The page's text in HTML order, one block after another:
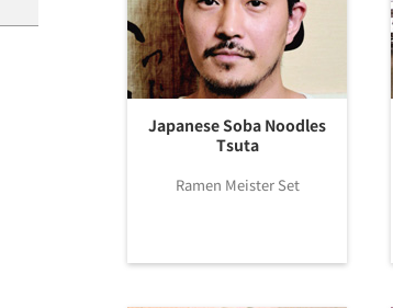
Japanese Soba Noodles
Tsuta
Ramen Meister Set